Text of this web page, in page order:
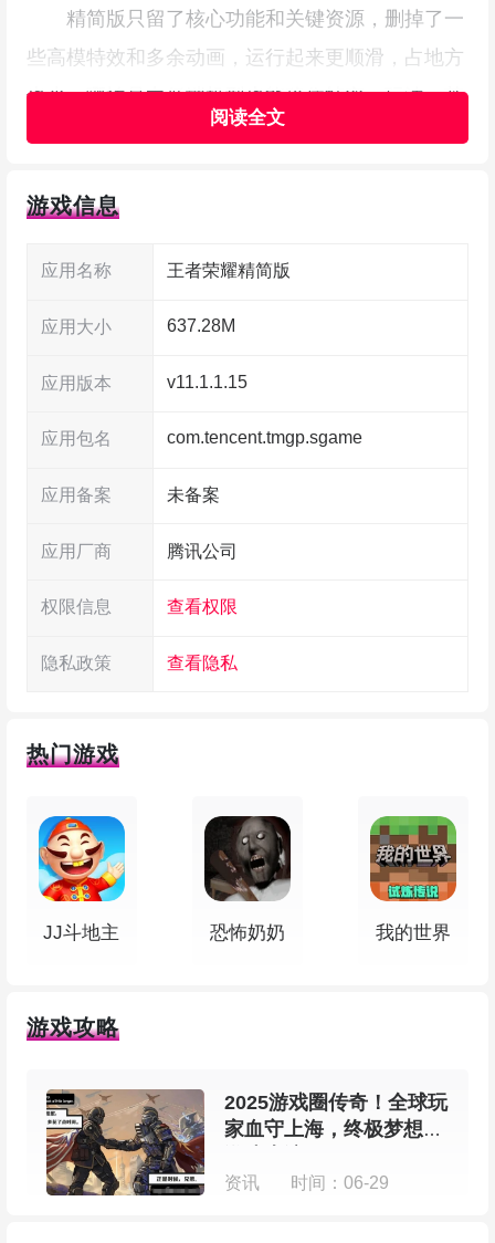
精简版只留了核心功能和关键资源，删掉了一
些高模特效和多余动画，运行起来更顺滑，占地方
也少，哪怕是中低端机型也能稳住帧率。玩法、英
雄和活动内容跟官服是同步的，排位、匹配、娱乐
没问题，大家在峡谷里拼的是技术、拼的是默契。
王者荣耀蚩奼英雄基础教学
先普攻两下，把武器切到戈，接一技能位移上
再普攻几下进入超杀形态，开大招一路追着普攻。
大招结束后找好角度，用一技能再消耗一次，留住
敌人，最后用二技能锁血收割。
1AA2AA3AA1A2
游戏信息
应用名称 王者荣耀精简版
应用大小 637.28M
应用版本 v11.1.1.15
应用包名 com.tencent.tmgp.sgame
应用备案 未备案
应用厂商 腾讯公司
权限信息 查看权限
隐私政策 查看隐私
热门游戏
JJ斗地主 恐怖奶奶 我的世界
游戏攻略
2025游戏圈传奇！全球玩
家血守上海，终极梦想在
资讯 时间：06-29